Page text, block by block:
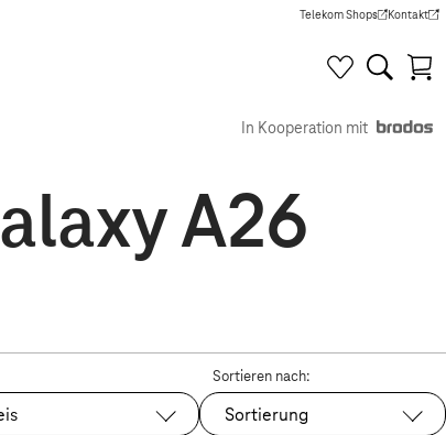
Telekom Shops
(Wird in einem neuen Tab
Kontakt
(Wird in
In Kooperation mit
A26
Sortieren nach:
Sortierung